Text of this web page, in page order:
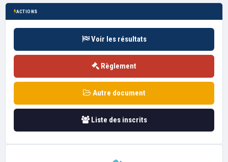
ACTIONS
Voir les résultats
Règlement
Autre document
Liste des inscrits